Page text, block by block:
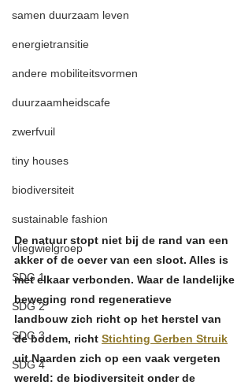
samen duurzaam leven
energietransitie
andere mobiliteitsvormen
duurzaamheidscafe
zwerfvuil
tiny houses
biodiversiteit
sustainable fashion
vliegwielgroep
SDG 1
SDG 2
SDG 3
SDG 4
De natuur stopt niet bij de rand van een
akker of de oever van een sloot. Alles is
met elkaar verbonden. Waar de landelijke
beweging rond regeneratieve
landbouw zich richt op het herstel van
de bodem, richt Stichting Gerben Struik
uit Naarden zich op een vaak vergeten
wereld: de biodiversiteit onder de